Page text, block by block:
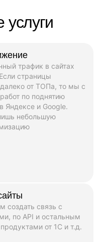
трафик в сайтах
страницы
от ТОПа, то мы с
по поднятию
Яндексе и Google.
небольшую
создать связь с
по API и остальным
от 1C и т.д.